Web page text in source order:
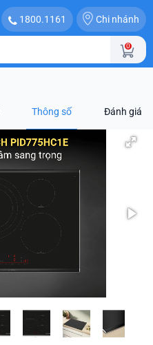
1800.1161 Chi nhánh
0
Thông số Đánh giá